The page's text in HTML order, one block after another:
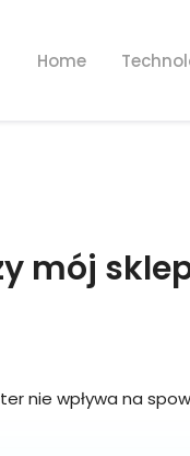
Home
mój
nie wpływa na